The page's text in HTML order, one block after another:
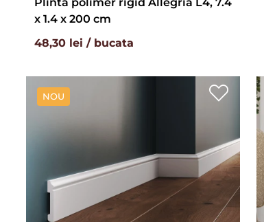
x 1.4 x 200 cm
48,30 lei / bucata
NOU